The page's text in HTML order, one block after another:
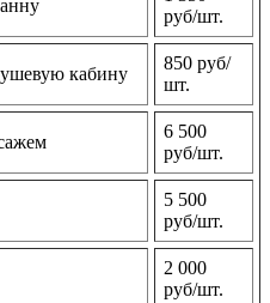
руб/шт.
кабину
850 руб/
шт.
6 500
руб/шт.
5 500
руб/шт.
2 000
руб/шт.